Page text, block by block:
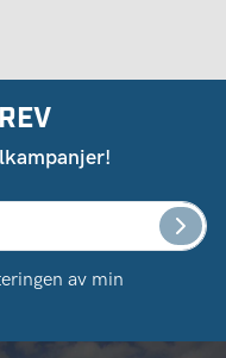
av min